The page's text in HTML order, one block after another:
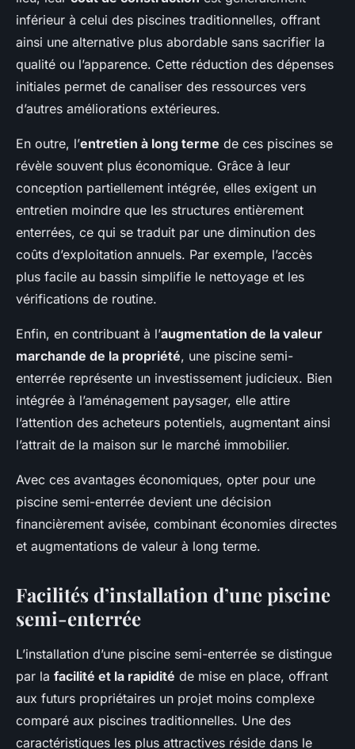
inférieur à celui des piscines traditionnelles, offrant
ainsi une alternative plus abordable sans sacrifier la
qualité ou l’apparence. Cette réduction des dépenses
initiales permet de canaliser des ressources vers
d’autres améliorations extérieures.
En outre, l’entretien à long terme de ces piscines se
révèle souvent plus économique. Grâce à leur
conception partiellement intégrée, elles exigent un
entretien moindre que les structures entièrement
enterrées, ce qui se traduit par une diminution des
coûts d’exploitation annuels. Par exemple, l’accès
plus facile au bassin simplifie le nettoyage et les
vérifications de routine.
Enfin, en contribuant à l’augmentation de la valeur
marchande de la propriété, une piscine semi-
enterrée représente un investissement judicieux. Bien
intégrée à l’aménagement paysager, elle attire
l’attention des acheteurs potentiels, augmentant ainsi
l’attrait de la maison sur le marché immobilier.
Avec ces avantages économiques, opter pour une
piscine semi-enterrée devient une décision
financièrement avisée, combinant économies directes
et augmentations de valeur à long terme.
Facilités d’installation d’une piscine
semi-enterrée
L’installation d’une piscine semi-enterrée se distingue
par la facilité et la rapidité de mise en place, offrant
aux futurs propriétaires un projet moins complexe
comparé aux piscines traditionnelles. Une des
caractéristiques les plus attractives réside dans le